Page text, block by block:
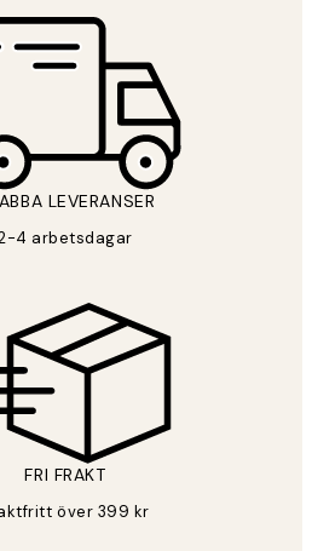
LEVERANSER
4 arbetsdagar
FRI FRAKT
över 399 kr